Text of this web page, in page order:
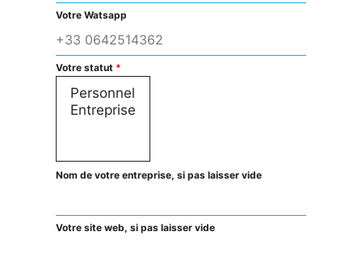
Votre Watsapp
Votre statut *
Nom de votre entreprise, si pas laisser vide
Votre site web, si pas laisser vide